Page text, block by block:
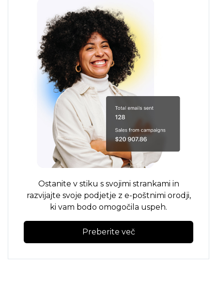
Ostanite v stiku s svojimi strankami in
razvijajte svoje podjetje z e-poštnimi orodji,
ki vam bodo omogočila uspeh.
Preberite več